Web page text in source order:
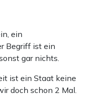
ein
Begriff ist ein
gar nichts.
ist ein Staat keine
doch schon 2 Mal.